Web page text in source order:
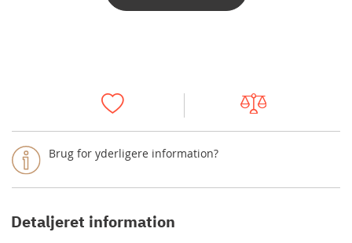
Brug for yderligere information?
Detaljeret information